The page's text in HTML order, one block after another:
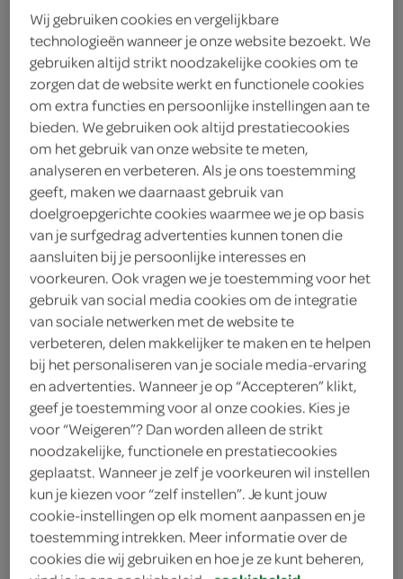
ingrediënten
100 gram jonge kaas
300 gram biefreepjes
2 kleine stokbroden
1 groene paprika
1 teentje knoflook
1 ui
2 eetlepels boter
kies je winkel
bereiden
deel op twitter
deel op facebook
Wij gebruiken cookies en vergelijkbare
technologieën wanneer je onze website bezoekt. We
gebruiken altijd strikt noodzakelijke cookies om te
zorgen dat de website werkt en functionele cookies
om extra functies en persoonlijke instellingen aan te
bieden. We gebruiken ook altijd prestatiecookies
om het gebruik van onze website te meten,
analyseren en verbeteren. Als je ons toestemming
geeft, maken we daarnaast gebruik van
doelgroepgerichte cookies waarmee we je op basis
van je surfgedrag advertenties kunnen tonen die
aansluiten bij je persoonlijke interesses en
voorkeuren. Ook vragen we je toestemming voor het
gebruik van social media cookies om de integratie
van sociale netwerken met de website te
verbeteren, delen makkelijker te maken en te helpen
bij het personaliseren van je sociale media-ervaring
en advertenties. Wanneer je op “Accepteren” klikt,
geef je toestemming voor al onze cookies. Kies je
voor “Weigeren”? Dan worden alleen de strikt
noodzakelijke, functionele en prestatiecookies
geplaatst. Wanneer je zelf je voorkeuren wil instellen
kun je kiezen voor “zelf instellen”. Je kunt jouw
cookie-instellingen op elk moment aanpassen en je
toestemming intrekken. Meer informatie over de
cookies die wij gebruiken en hoe je ze kunt beheren,